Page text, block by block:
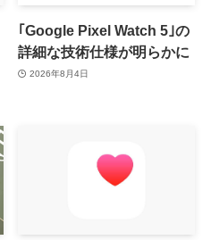
｢Google Pixel Watch 5｣の
詳細な技術仕様が明らかに
2026年8月4日